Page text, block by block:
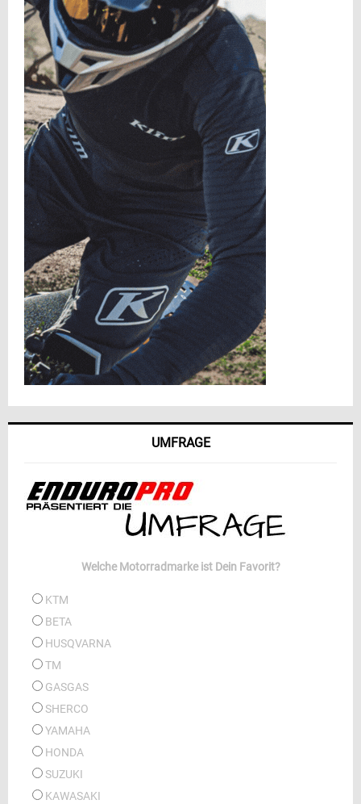
UMFRAGE
Welche Motorradmarke ist Dein Favorit?
KTM
BETA
HUSQVARNA
TM
GASGAS
SHERCO
YAMAHA
HONDA
SUZUKI
KAWASAKI